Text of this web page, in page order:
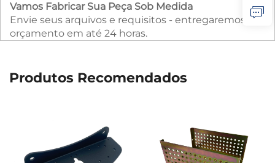
Vamos Fabricar Sua Peça Sob Medida
Envie seus arquivos e requisitos - entregaremos um
orçamento em até 24 horas.
Produtos Recomendados